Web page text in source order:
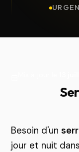
Besoin d'un
jour et nuit